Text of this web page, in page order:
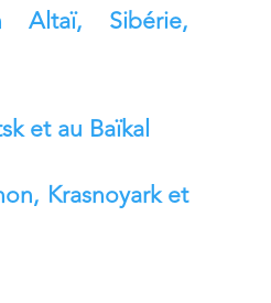
Altaï, Sibérie,
et au Baïkal
Krasnoyark et